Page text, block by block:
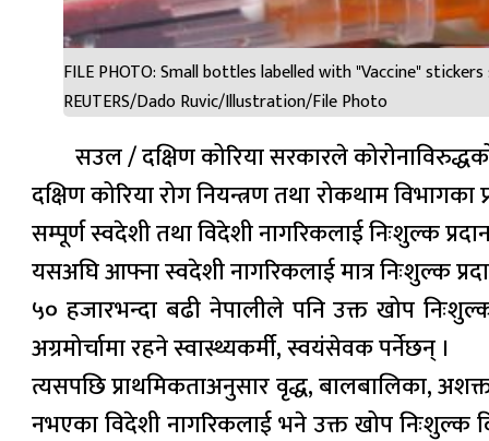
FILE PHOTO: Small bottles labelled with "Vaccine"
REUTERS/Dado Ruvic/Illustration/File Photo
सउल / दक्षिण कोरिया सरकारले
दक्षिण कोरिया रोग नियन्त्रण तथा रोकथाम
सम्पूर्ण स्वदेशी तथा विदेशी नागरिकलाई निःशुल्क
यसअघि आफ्ना स्वदेशी नागरिकलाई मात्र निःशुल्क
५० हजारभन्दा बढी नेपालीले पनि उक्त खोप
अग्रमोर्चामा रहने स्वास्थ्यकर्मी, स्वयंसेवक पर्नेछन् ।
त्यसपछि प्राथमिकताअनुसार वृद्ध, बालबालिका,
नभएका विदेशी नागरिकलाई भने उक्त खोप निःशुल्क